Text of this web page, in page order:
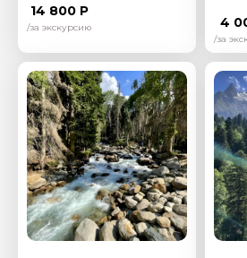
14 800 Р
/за экскурсию 4
/за
Отправить